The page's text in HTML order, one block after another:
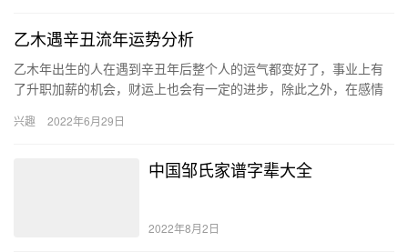
乙木遇辛丑流年运势分析
乙木年出生的人在遇到辛丑年后整个人的运气都变好了，事业上有
了升职加薪的机会，财运上也会有一定的进步，除此之外，在感情
带…
兴趣 2022年6月29日
中国邹氏家谱字辈大全
2022年8月2日